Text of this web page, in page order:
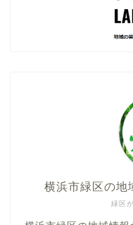
緑区
横浜市緑区の地